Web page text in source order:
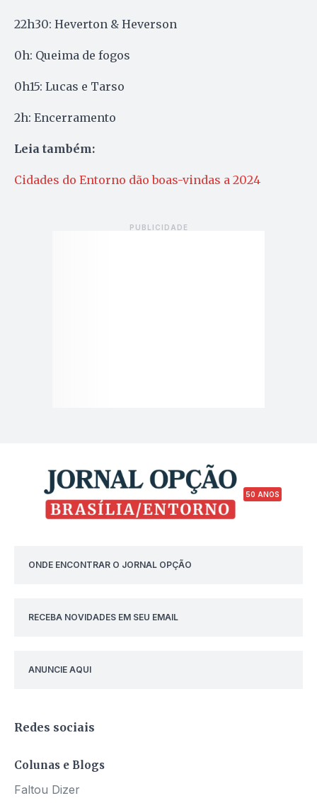
22h30: Heverton & Heverson
0h: Queima de fogos
0h15: Lucas e Tarso
2h: Encerramento
Leia também:
Cidades do Entorno dão boas-vindas a 2024
50 ANOS
ONDE ENCONTRAR O JORNAL OPÇÃO
RECEBA NOVIDADES EM SEU EMAIL
ANUNCIE AQUI
Redes sociais
Colunas e Blogs
Faltou Dizer